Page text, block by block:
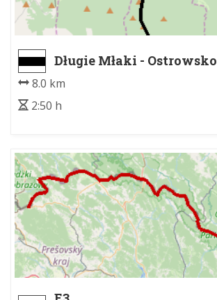
Długie Młaki - Ostrowsko
8.0 km
2:50 h